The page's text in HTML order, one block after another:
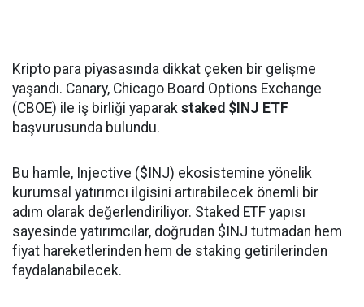
Kripto para piyasasında dikkat çeken bir gelişme
yaşandı. Canary, Chicago Board Options Exchange
(CBOE) ile iş birliği yaparak staked $INJ ETF
başvurusunda bulundu.
Bu hamle, Injective ($INJ) ekosistemine yönelik
kurumsal yatırımcı ilgisini artırabilecek önemli bir
adım olarak değerlendiriliyor. Staked ETF yapısı
sayesinde yatırımcılar, doğrudan $INJ tutmadan hem
fiyat hareketlerinden hem de staking getirilerinden
faydalanabilecek.